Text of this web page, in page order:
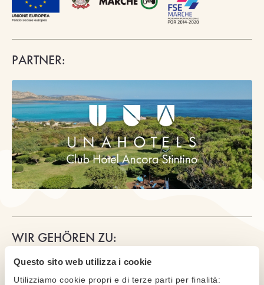
Questo sito web utilizza i cookie
Utilizziamo cookie propri e di terze parti per finalità:
PARTNER:
WIR GEHÖREN ZU: